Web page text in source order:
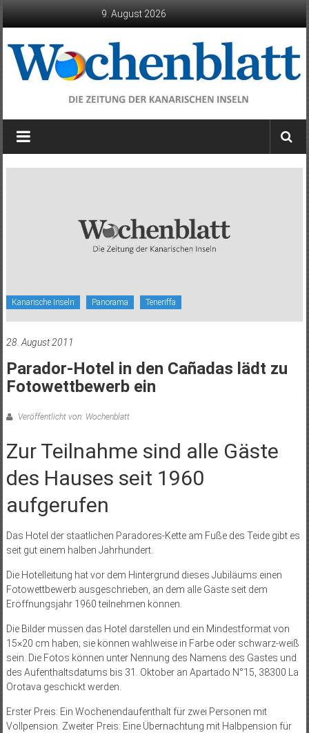
9. August 2026
Wochenblatt
die
Kanarische Inseln Panorama Teneriffa
28. August 2011
Parador-Hotel in den Cañadas lädt zu
Fotowettbewerb ein
Veröffentlicht von: Wochenblatt
Zur Teilnahme sind alle Gäste
des Hauses seit 1960
aufgerufen
Das Hotel der staatlichen Paradores-Kette am Fuße des Teide gibt es
seit gut einem halben Jahrhundert.
Die Hotelleitung hat vor dem Hintergrund dieses Jubiläums einen
Fotowettbewerb ausgeschrieben, an dem alle Gäste seit dem
Eröffnungsjahr 1960 teilnehmen können.
Die Bilder müssen das Hotel darstellen und ein Mindestformat von
15×20 cm haben; sie können wahlweise in Farbe oder schwarz-weiß
sein. Die Fotos können unter Nennung des Namens des Gastes und
des Aufenthaltsdatums bis 31. Oktober an Apartado N°15, 38300 La
Orotava geschickt werden.
Erster Preis: Ein Wochenendaufenthalt für zwei Personen mit
Vollpension. Zweiter Preis: Eine Übernachtung mit Halbpension für